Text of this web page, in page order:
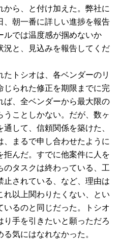
ら、と付け加えた。弊社に
、朝一番に詳しい進捗を報告
ルでは温度感が掴めないか
況と、見込みを報告してくだ
トシオは、各ベンダーのリ
じられた修正を期限までに完
ば、全ベンダーから最大限の
うことしかない。だが、数ヶ
して、信頼関係を築けた、
、まるで申し合わせたように
んだ。すでに他案件に人を
のタスクは終わっている、工
されている、など、理由は
以上関わりたくない、とい
いるのと同じだった。トシオ
手を引きたいと願っただろ
気にはなれなかった。